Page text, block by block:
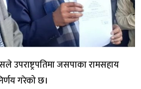
उपराष्ट्रपतिमा जसपाका रामसहाय
गरेको छ।